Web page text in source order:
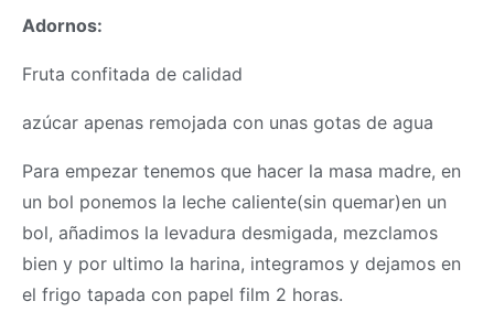
Adornos:
Fruta confitada de calidad
azúcar apenas remojada con unas gotas de agua
Para empezar tenemos que hacer la masa madre, en
un bol ponemos la leche caliente(sin quemar)en un
bol, añadimos la levadura desmigada, mezclamos
bien y por ultimo la harina, integramos y dejamos en
el frigo tapada con papel film 2 horas.